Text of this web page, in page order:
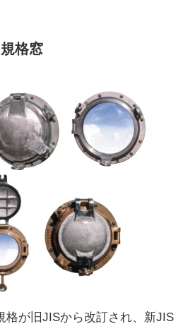
格窓
格が旧JISから改訂され、新JIS